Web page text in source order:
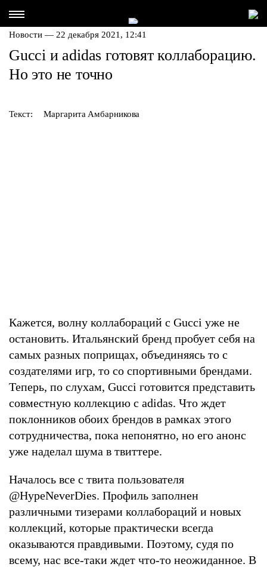
Новости — 22 декабря 2021, 12:41
Gucci и adidas готовят коллаборацию.
Но это не точно
Текст: Маргарита Амбарникова
Кажется, волну коллабораций с Gucci уже не
остановить. Итальянский бренд пробует себя на
самых разных поприщах, объединяясь то с
создателями игр, то со спортивными брендами.
Теперь, по слухам, Gucci готовится представить
совместную коллекцию с adidas. Что ждет
поклонников обоих брендов в рамках этого
сотрудничества, пока непонятно, но его анонс
уже наделал шума в твиттере.
Началось все с твита пользователя
@HypeNeverDies. Профиль заполнен
различными тизерами коллабораций и новых
коллекций, которые практически всегда
оказываются правдивыми. Поэтому, судя по
всему, нас все-таки ждет что-то неожиданное. В